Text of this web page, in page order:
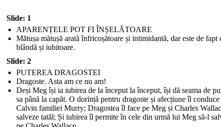
Slide: 1
APARENȚELE POT FI ÎNȘELĂTOARE
Mătușa mătușă arată înfricoșătoare și intimidantă, dar este de fapt
blândă și iubitoare.
Slide: 2
PUTEREA DRAGOSTEI
Dragoste. Asta am ce nu am!
Deși Meg își ia iubirea de la început la început, își dă seama de
sa până la capăt. O dorință pentru dragoste și afecțiune îl conduce
Calvin familiei Murry; Dragostea îl face pe Meg și Charles
salveze tatăl; Și iubirea îl permite în cele din urmă lui Meg să-l